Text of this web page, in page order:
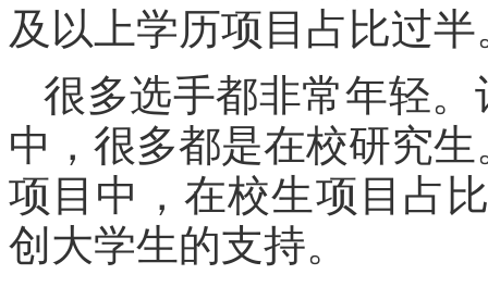
及以上学历项目占比过半
很多选手都非常年轻
中，很多都是在校研究
项目中，在校生项目占
创大学生的支持。